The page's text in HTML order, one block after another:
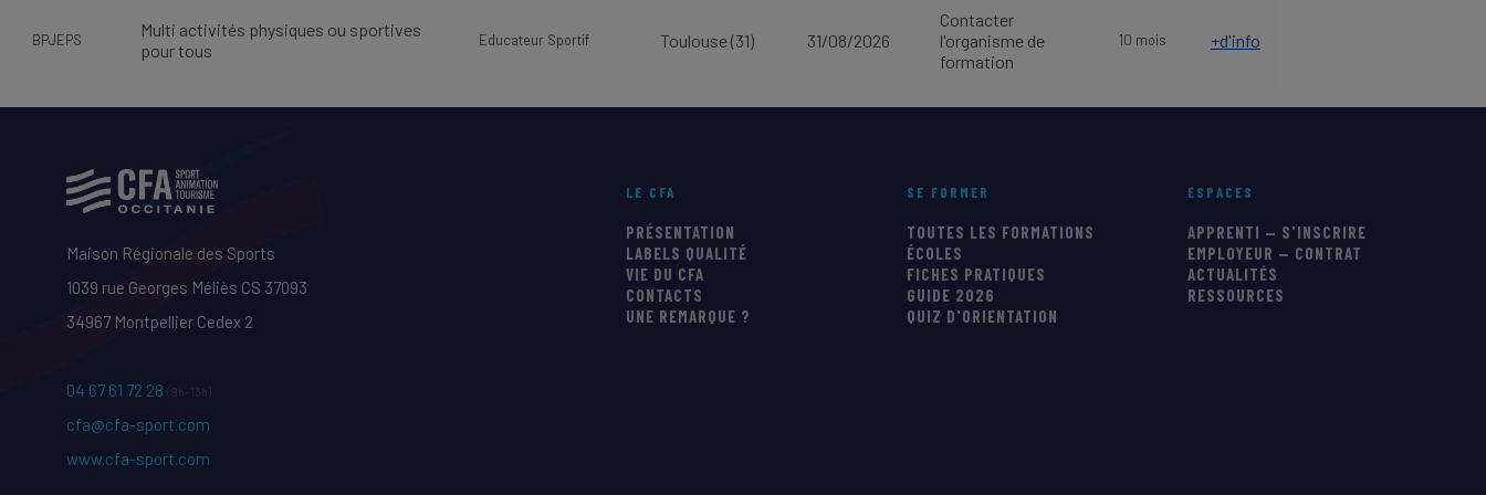
BPJEPS
Multi activités physiques ou sportives
pour tous
Educateur Sportif Toulouse (31) 31/08/2026
Contacter
l'organisme de
formation
10 mois +d'info
Maison Régionale des Sports
1039 rue Georges Méliès CS 37093
34967 Montpellier Cedex 2
04 67 61 72 28 (9h–13h)
cfa@cfa-sport.com
www.cfa-sport.com
LE CFA
PRÉSENTATION
LABELS QUALITÉ
VIE DU CFA
CONTACTS
UNE REMARQUE ?
SE FORMER
TOUTES LES FORMATIONS
ÉCOLES
FICHES PRATIQUES
GUIDE 2026
QUIZ D'ORIENTATION
ESPACES
APPRENTI — S'INSCRIRE
EMPLOYEUR — CONTRAT
ACTUALITÉS
RESSOURCES